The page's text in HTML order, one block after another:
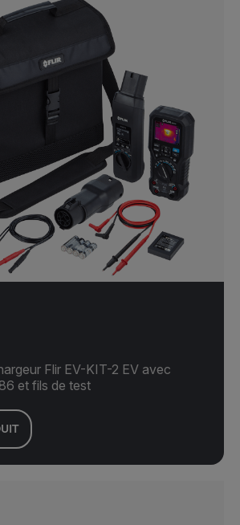
Flir EV-KIT-2 EV avec
et fils de test